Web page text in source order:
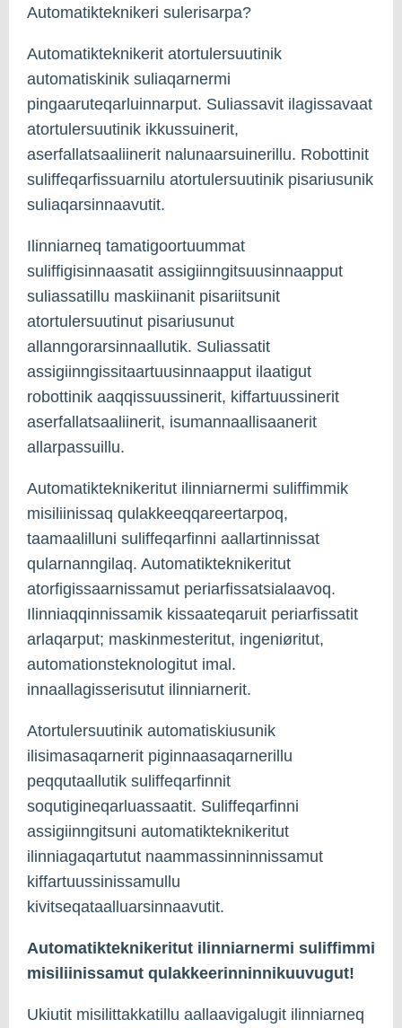
Automatikteknikeri sulerisarpa?
Automatikteknikerit atortulersuutinik
automatiskinik suliaqarnermi
pingaaruteqarluinnarput. Suliassavit ilagissavaat
atortulersuutinik ikkussuinerit,
aserfallatsaaliinerit nalunaarsuinerillu. Robottinit
suliffeqarfissuarnilu atortulersuutinik pisariusunik
suliaqarsinnaavutit.
Ilinniarneq tamatigoortuummat
suliffigisinnaasatit assigiinngitsuusinnaapput
suliassatillu maskiinanit pisariitsunit
atortulersuutinut pisariusunut
allanngorarsinnaallutik. Suliassatit
assigiinngissitaartuusinnaapput ilaatigut
robottinik aaqqissuussinerit, kiffartuussinerit
aserfallatsaaliinerit, isumannaallisaanerit
allarpassuillu.
Automatikteknikeritut ilinniarnermi suliffimmik
misiliinissaq qulakkeeqqareertarpoq,
taamaalilluni suliffeqarfinni aallartinnissat
qularnanngilaq. Automatikteknikeritut
atorfigissaarnissamut periarfissatsialaavoq.
Ilinniaqqinnissamik kissaateqaruit periarfissatit
arlaqarput; maskinmesteritut, ingeniøritut,
automationsteknologitut imal.
innaallagisserisutut ilinniarnerit.
Atortulersuutinik automatiskiusunik
ilisimasaqarnerit piginnaasaqarnerillu
peqqutaallutik suliffeqarfinnit
soqutigineqarluassaatit. Suliffeqarfinni
assigiinngitsuni automatikteknikeritut
ilinniagaqartutut naammassinninnissamut
kiffartuussinissamullu
kivitseqataalluarsinnaavutit.
Automatikteknikeritut ilinniarnermi suliffimmi
misiliinissamut qulakkeerinninnikuuvugut!
Ukiutit misilittakkatillu aallaavigalugit ilinniarneq